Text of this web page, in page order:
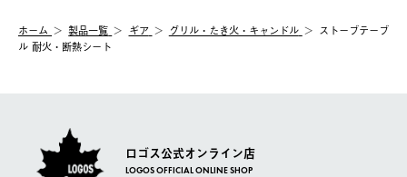
ホーム 製品⼀覧 ギア グリル・たき火・キャンドル
ストーブテーブ
ル 耐火・断熱シート
ロゴス公式オンライン店
LOGOS OFFICIAL ONLINE SHOP